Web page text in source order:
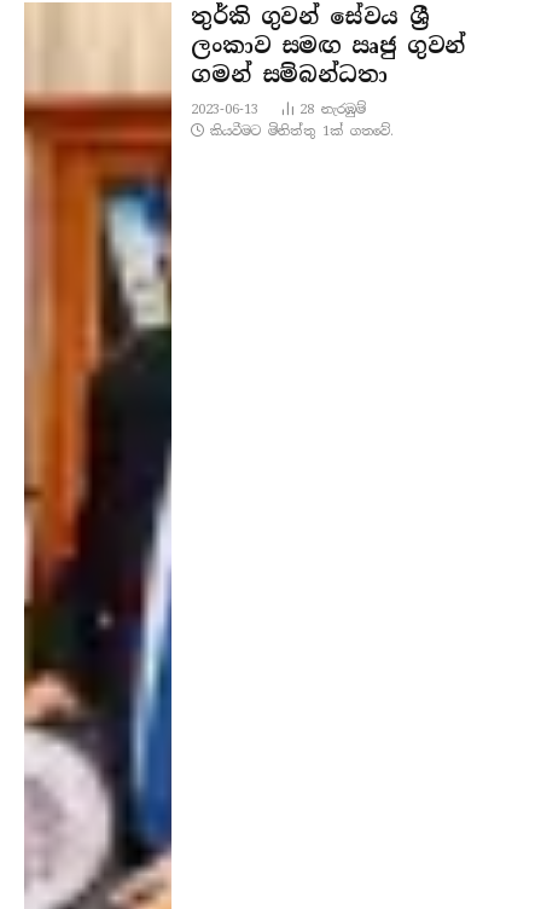
තුර්කි ගුවන් සේවය ශ්‍රී
ලංකාව සමඟ ඍජු ගුවන්
ගමන් සම්බන්ධතා
2023-06-13 28නැරඹු​ම්
කියවීමට මිනිත්තු 1ක් ගතවේ.